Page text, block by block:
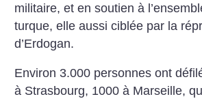
militaire, et en soutien à
turque, elle aussi ciblée par la
d’Erdogan.
Environ 3.000 personnes ont
à Strasbourg, 1000 à Marseille,